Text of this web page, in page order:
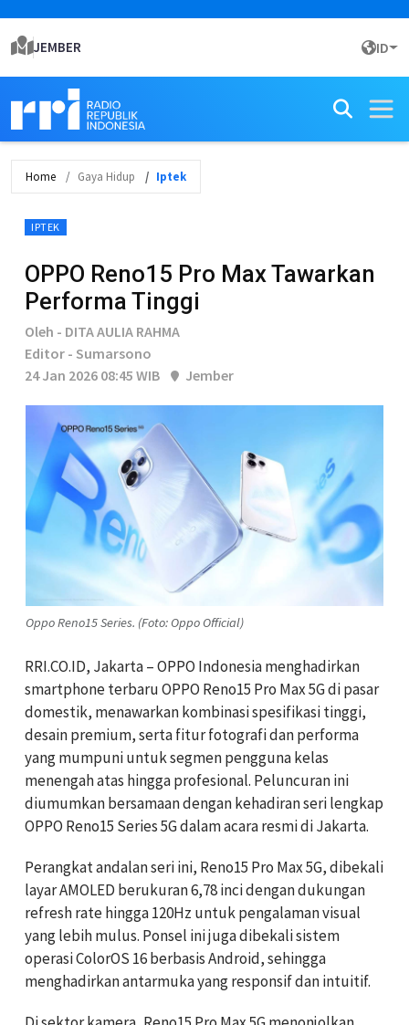
JEMBER ID
Home Gaya Hidup Iptek
IPTEK
OPPO Reno15 Pro Max Tawarkan
Performa Tinggi
Oleh - DITA AULIA RAHMA
Editor - Sumarsono
24 Jan 2026 08:45 WIB
Jember
Oppo Reno15 Series. (Foto: Oppo Official)
RRI.CO.ID, Jakarta – OPPO Indonesia menghadirkan
smartphone terbaru OPPO Reno15 Pro Max 5G di pasar
domestik, menawarkan kombinasi spesifikasi tinggi,
desain premium, serta fitur fotografi dan performa
yang mumpuni untuk segmen pengguna kelas
menengah atas hingga profesional. Peluncuran ini
diumumkan bersamaan dengan kehadiran seri lengkap
OPPO Reno15 Series 5G dalam acara resmi di Jakarta.
Perangkat andalan seri ini, Reno15 Pro Max 5G, dibekali
layar AMOLED berukuran 6,78 inci dengan dukungan
refresh rate hingga 120Hz untuk pengalaman visual
yang lebih mulus. Ponsel ini juga dibekali sistem
operasi ColorOS 16 berbasis Android, sehingga
menghadirkan antarmuka yang responsif dan intuitif.